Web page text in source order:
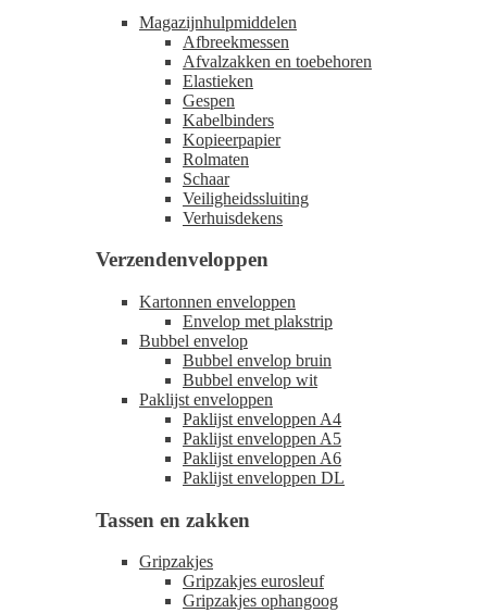
Magazijnhulpmiddelen
Afbreekmessen
Afvalzakken en toebehoren
Elastieken
Gespen
Kabelbinders
Kopieerpapier
Rolmaten
Schaar
Veiligheidssluiting
Verhuisdekens
Verzendenveloppen
Kartonnen enveloppen
Envelop met plakstrip
Bubbel envelop
Bubbel envelop bruin
Bubbel envelop wit
Paklijst enveloppen
Paklijst enveloppen A4
Paklijst enveloppen A5
Paklijst enveloppen A6
Paklijst enveloppen DL
Tassen en zakken
Gripzakjes
Gripzakjes eurosleuf
Gripzakjes ophangoog